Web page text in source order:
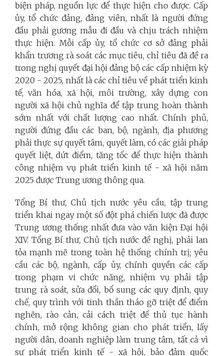
biện pháp, nguồn lực để thực hiện cho được. Cấp
ủy, tổ chức đảng, đảng viên, nhất là người đứng
đầu phải gương mẫu đi đầu và chịu trách nhiệm
thực hiện. Mỗi cấp ủy, tổ chức cơ sở đảng phải
khẩn trương rà soát các mục tiêu, chỉ tiêu đã đề ra
trong nghị quyết đại hội đảng bộ các cấp nhiệm kỳ
2020 - 2025, nhất là các chỉ tiêu về phát triển kinh
tế, văn hóa, xã hội, môi trường, xây dựng con
người xã hội chủ nghĩa để tập trung hoàn thành
sớm nhất với chất lượng cao nhất. Chính phủ,
người đứng đầu các ban, bộ, ngành, địa phương
phải thực sự quyết tâm, quyết làm, có các giải pháp
quyết liệt, dứt điểm, tăng tốc để thực hiện thành
công nhiệm vụ phát triển kinh tế - xã hội năm
2025 được Trung ương thông qua.
Tổng Bí thư, Chủ tịch nước yêu cầu, tập trung
triển khai ngay một số đột phá chiến lược đã được
Trung ương thống nhất đưa vào văn kiện Đại hội
XIV. Tổng Bí thư, Chủ tịch nước đề nghị, phải lan
tỏa mạnh mẽ trong toàn hệ thống chính trị; yêu
cầu các bộ, ngành, cấp ủy, chính quyền các cấp
trong phạm vi chức năng, nhiệm vụ phải tập
trung rà soát, sửa đổi, bổ sung các quy định, quy
chế, quy trình với tinh thần tháo gỡ triệt để điểm
nghẽn, rào cản, cải cách triệt để thủ tục hành
chính, mở rộng không gian cho phát triển, lấy
người dân, doanh nghiệp làm trung tâm, tất cả vì
sự phát triển kinh tế - xã hội, bảo đảm quốc